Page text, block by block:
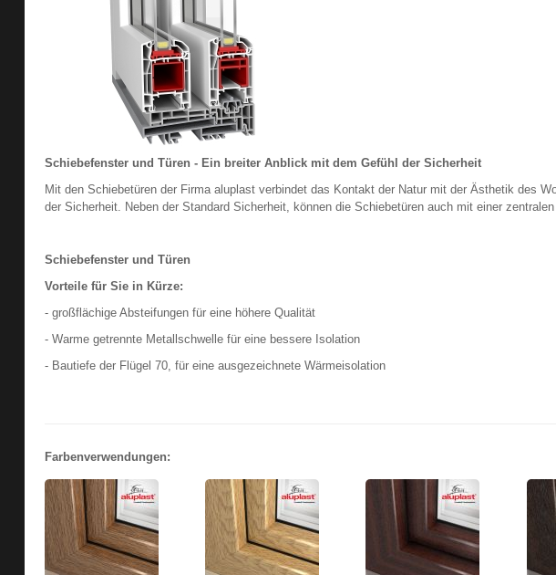
Schiebefenster und Türen - Ein breiter Anblick mit dem Gefühl der Sicherheit
Mit den Schiebetüren der Firma aluplast verbindet das Kontakt der Natur mit der Ästhetik des
der Sicherheit. Neben der Standard Sicherheit, können die Schiebetüren auch mit einer
Schiebefenster und Türen
Vorteile für Sie in Kürze:
- großflächige Absteifungen für eine höhere Qualität
- Warme getrennte Metallschwelle für eine bessere Isolation
- Bautiefe der Flügel 70, für eine ausgezeichnete Wärmeisolation
Farbenverwendungen: